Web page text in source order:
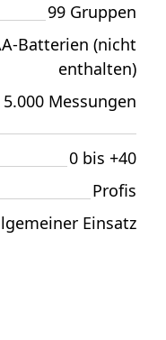
99 Gruppen
Batterien (nicht
enthalten)
5.000 Messungen
0 bis +40
Profis
Einsatz